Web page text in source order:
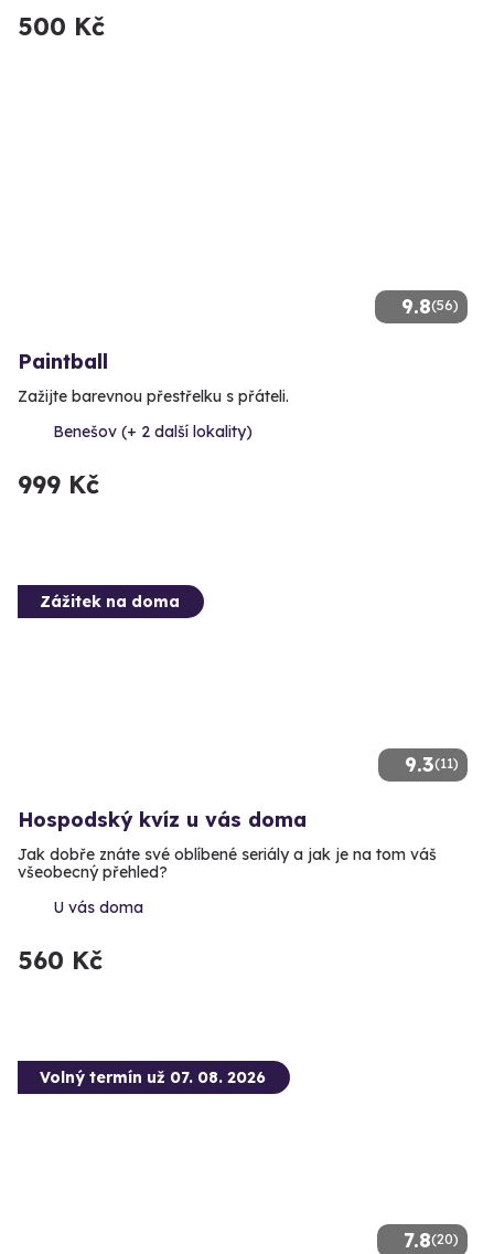
500 Kč
9.8(56)
Paintball
Zažijte barevnou přestřelku s přáteli.
Benešov (+ 2 další lokality)
999 Kč
9.3(11)
Zážitek na doma
Hospodský kvíz u vás doma
Jak dobře znáte své oblíbené seriály a jak je na tom váš
všeobecný přehled?
U vás doma
560 Kč
7.8(20)
Volný termín už 07. 08. 2026